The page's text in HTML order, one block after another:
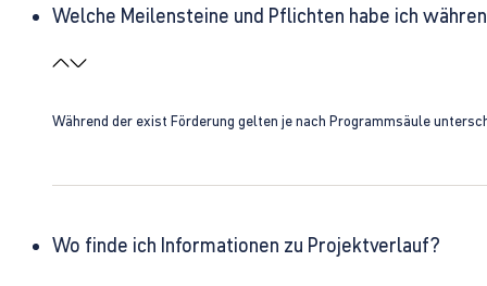
Welche Meilensteine und Pflichten habe ich
Während der exist Förderung gelten je nach Programmsäule
Wo finde ich Informationen zu Projektverlauf?